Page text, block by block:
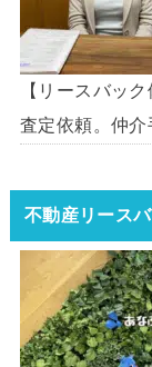
【リースバッ
査定依頼。仲介
不動産リース